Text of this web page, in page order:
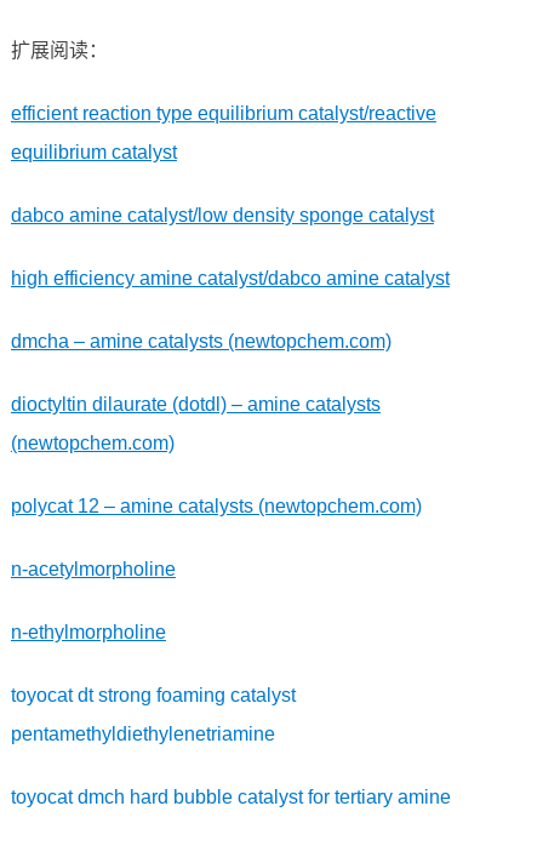
扩展阅读：
efficient reaction type equilibrium catalyst/reactive
equilibrium catalyst
dabco amine catalyst/low density sponge catalyst
high efficiency amine catalyst/dabco amine catalyst
dmcha – amine catalysts (newtopchem.com)
dioctyltin dilaurate (dotdl) – amine catalysts
(newtopchem.com)
polycat 12 – amine catalysts (newtopchem.com)
n-acetylmorpholine
n-ethylmorpholine
toyocat dt strong foaming catalyst
pentamethyldiethylenetriamine
toyocat dmch hard bubble catalyst for tertiary amine